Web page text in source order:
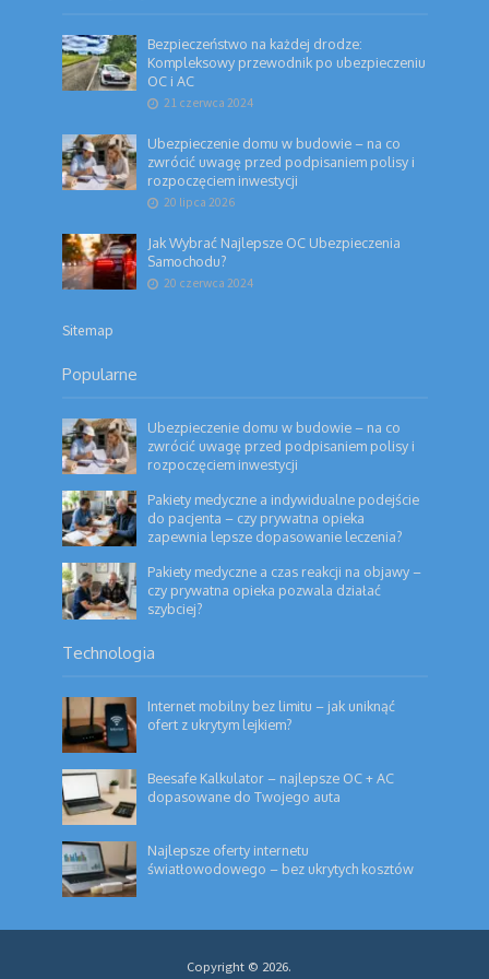
Bezpieczeństwo na każdej drodze:
Kompleksowy przewodnik po ubezpieczeniu
OC i AC
21 czerwca 2024
Ubezpieczenie domu w budowie – na co
zwrócić uwagę przed podpisaniem polisy i
rozpoczęciem inwestycji
20 lipca 2026
Jak Wybrać Najlepsze OC Ubezpieczenia
Samochodu?
20 czerwca 2024
Sitemap
Popularne
Ubezpieczenie domu w budowie – na co
zwrócić uwagę przed podpisaniem polisy i
rozpoczęciem inwestycji
Pakiety medyczne a indywidualne podejście
do pacjenta – czy prywatna opieka
zapewnia lepsze dopasowanie leczenia?
Pakiety medyczne a czas reakcji na objawy –
czy prywatna opieka pozwala działać
szybciej?
Technologia
Internet mobilny bez limitu – jak uniknąć
ofert z ukrytym lejkiem?
Beesafe Kalkulator – najlepsze OC + AC
dopasowane do Twojego auta
Najlepsze oferty internetu
światłowodowego – bez ukrytych kosztów
Copyright © 2026.